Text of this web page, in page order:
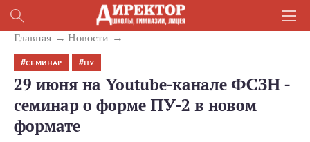
Главная Новости
СЕМИНАР ПУ
29 июня на Youtube-канале ФСЗН -
семинар о форме ПУ-2 в новом
формате